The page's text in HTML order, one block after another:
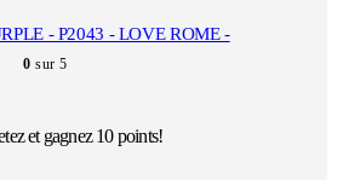
- P2043 - LOVE ROME -
0 sur 5
et gagnez 10 points!